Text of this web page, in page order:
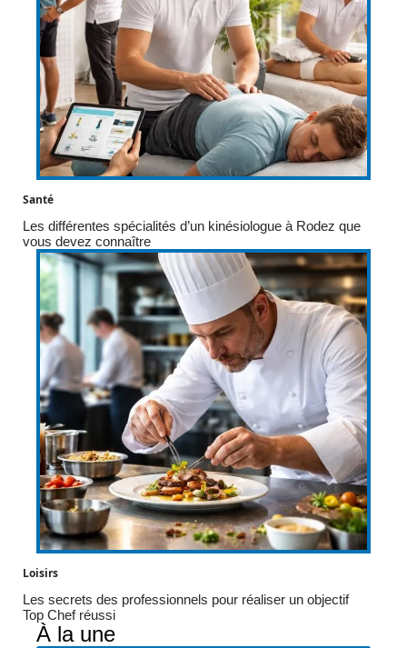
Santé
Les différentes spécialités d’un kinésiologue à Rodez que
vous devez connaître
Loisirs
Les secrets des professionnels pour réaliser un objectif
Top Chef réussi
À la une